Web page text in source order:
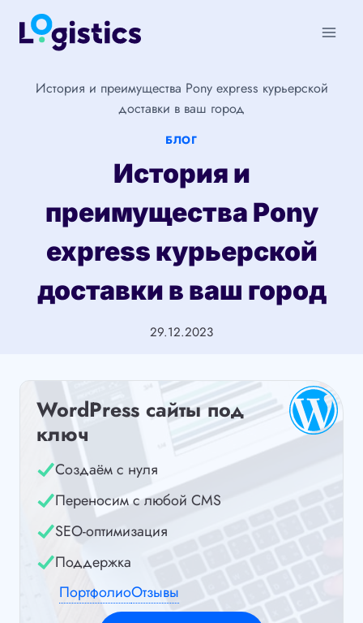
Перейти
История и преимущества Pony express курьерской
доставки в ваш город
БЛОГ
История и
преимущества Pony
express курьерской
доставки в ваш город
29.12.2023
WordPress сайты под
ключ
Создаём с нуля
Переносим с любой CMS
SEO-оптимизация
Поддержка
ПортфолиоОтзывы